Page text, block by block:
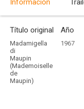
Información
Título original
Madamigella
di
Maupin
(Mademoiselle
de
Maupin)
Año
1967